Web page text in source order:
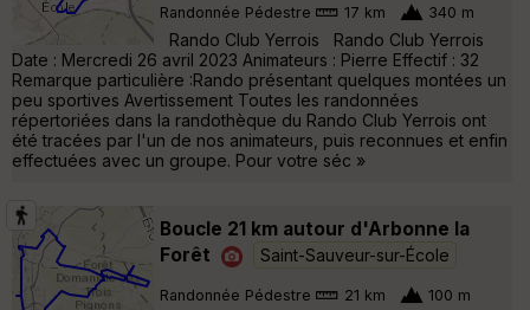
Randonnée Pédestre 17 km 340 m
Rando Club Yerrois Rando Club Yerrois
Date : Mercredi 26 avril 2023 Animateurs : Pierre Effectif : 32
Remarque particulière :Rando présentant quelques montées un
peu sportives Avertissement Toutes les randonnées
répertoriées dans la randothèque du Rando Club Yerrois ont
été tracées par l'un de nos animateurs, puis reconnues et enfin
effectuées avec un groupe. Pour votre séc »
Boucle 21 km autour d'Arbonne la
Forêt
Saint-Sauveur-sur-École
Randonnée Pédestre 21 km 100 m